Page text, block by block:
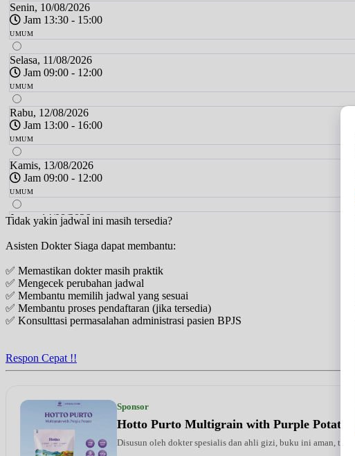
Senin, 10/08/2026
Jam 13:30 - 15:00
UMUM
Selasa, 11/08/2026
Jam 09:00 - 12:00
UMUM
Rabu, 12/08/2026
Jam 13:00 - 16:00
UMUM
Kamis, 13/08/2026
Jam 09:00 - 12:00
UMUM
Jumat, 14/08/2026
Jam 09:00 - 12:00
UMUM
Sabtu, 15/08/2026
Jam 15:00 - 17:00
UMUM
Senin, 17/08/2026
UMUM
Rabu, 19/08/2026
Jam 13:00 - 16:00
Tidak yakin jadwal ini masih tersedia?
Asisten Dokter Siaga dapat membantu:
✅ Memastikan dokter masih praktik
✅ Mengecek perubahan jadwal
✅ Membantu memilih jadwal yang sesuai
✅ Membantu proses pendaftaran (jika tersedia)
✅ Konsulttasi permasalahan administrasi pasien BPJS
Respon Cepat !!
Sponsor
Hotto Purto Multigrain with Purple Potato
Disusun oleh dokter spesialis dan ahli gizi, buku ini aman,